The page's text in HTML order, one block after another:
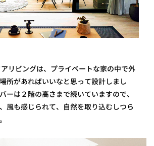
リビングは、プライベートな家の中で外
所があればいいなと思って設計しまし
ーは２階の高さまで続いていますので、
風も感じられて、自然を取り込むしつら